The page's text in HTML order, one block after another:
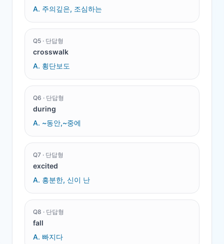
A. 주의깊은, 조심하는
Q5 · 단답형
crosswalk
A. 횡단보도
Q6 · 단답형
during
A. ~동안,~중에
Q7 · 단답형
excited
A. 흥분한, 신이 난
Q8 · 단답형
fall
A. 빠지다